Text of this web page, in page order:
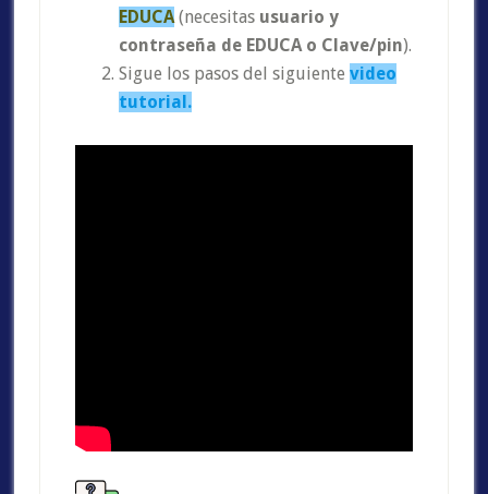
EDUCA(necesitas usuario y
contraseña de EDUCA o Clave/pin).
Sigue los pasos del siguiente video
tutorial.